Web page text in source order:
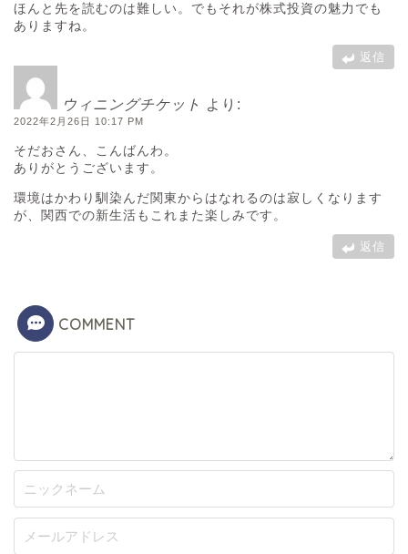
ほんと先を読むのは難しい。でもそれが株式投資の魅力でも
ありますね。
返信
ウィニングチケット より:
2022年2月26日 10:17 PM
そだおさん、こんばんわ。
ありがとうございます。
環境はかわり馴染んだ関東からはなれるのは寂しくなります
が、関西での新生活もこれまた楽しみです。
返信
COMMENT